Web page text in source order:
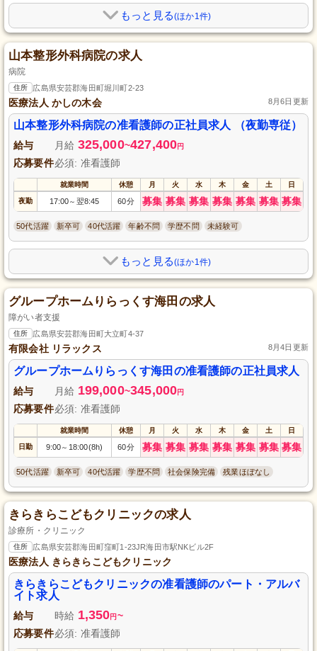
もっと見る(ほか1件)
山本整形外科病院の求人
病院
住所 広島県安芸郡海田町堀川町2-23
医療法人 かしの木会 8月6日更新
山本整形外科病院の准看護師の正社員求人 （夜勤専従）
給与 月給 325,000~427,400円
応募要件必須: 准看護師
就業時間 休憩 月 火 水 木 金 土 日
夜勤 17:00～ 翌8:45 60分 募集 募集 募集 募集 募集 募集 募集
50代活躍 新卒可 40代活躍 年齢不問 学歴不問 未経験可
もっと見る(ほか1件)
グループホームりらっくす海田の求人
障がい者支援
住所 広島県安芸郡海田町大立町4-37
有限会社 リラックス 8月4日更新
グループホームりらっくす海田の准看護師の正社員求人
給与 月給 199,000~345,000円
応募要件必須: 准看護師
就業時間 休憩 月 火 水 木 金 土 日
日勤 9:00～ 18:00(8h) 60分 募集 募集 募集 募集 募集 募集 募集
50代活躍 新卒可 40代活躍 学歴不問 社会保険完備 残業ほぼなし
きらきらこどもクリニックの求人
診療所・クリニック
住所 広島県安芸郡海田町窪町1-23JR海田市駅NKビル2F
医療法人 きらきらこどもクリニック
きらきらこどもクリニックの准看護師のパート・アルバ
イト求人
給与 時給 1,350円 ~
応募要件必須: 准看護師